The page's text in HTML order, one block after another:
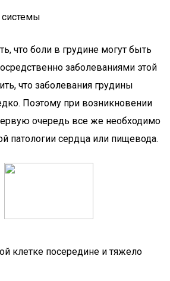
системы
что боли в грудине могут быть
заболеваниями этой
что заболевания грудины
Поэтому при возникновении
очередь все же необходимо
патологии сердца или пищевода.
клетке посередине и тяжело